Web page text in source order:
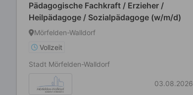
Pädagogische Fachkraft / Erzieher /
Heilpädagoge / Sozialpädagoge (w/m/d)
Mörfelden-Walldorf
Vollzeit
Stadt Mörfelden-Walldorf
03.08.2026